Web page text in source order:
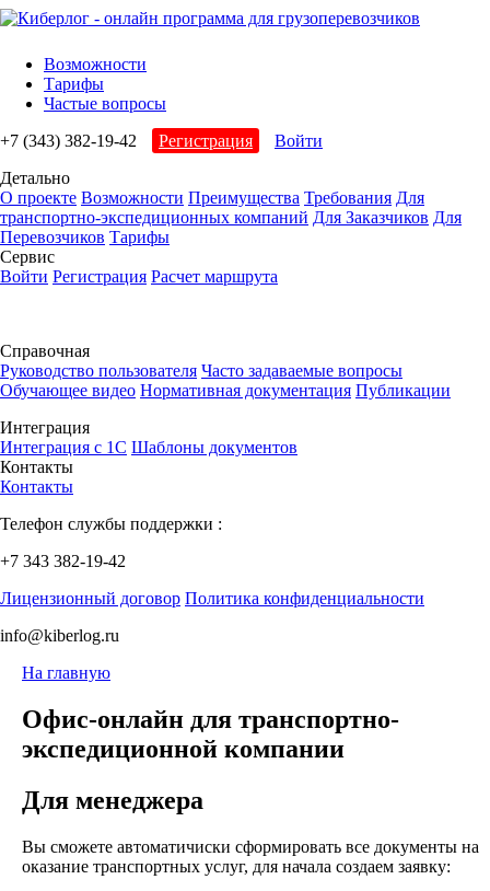
Возможности
Тарифы
Частые вопросы
+7 (343) 382-19-42
Регистрация
Войти
Детально
О проекте Возможности Преимущества Требования Для
транспортно-экспедиционных компаний Для Заказчиков Для
Перевозчиков Тарифы
Сервис
Войти Регистрация Расчет маршрута
Справочная
Руководство пользователя Часто задаваемые вопросы
Обучающее видео Нормативная документация Публикации
Интеграция
Интеграция с 1С Шаблоны документов
Контакты
Контакты
Телефон службы поддержки :
+7 343 382-19-42
Лицензионный договор Политика конфиденциальности
info@kiberlog.ru
На главную
Офис-онлайн для транспортно-
экспедиционной компании
Для менеджера
Вы сможете автоматичиски сформировать все документы на
оказание транспортных услуг, для начала создаем заявку: